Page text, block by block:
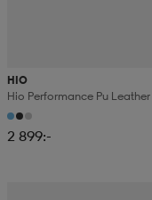
HIO
2 899:-